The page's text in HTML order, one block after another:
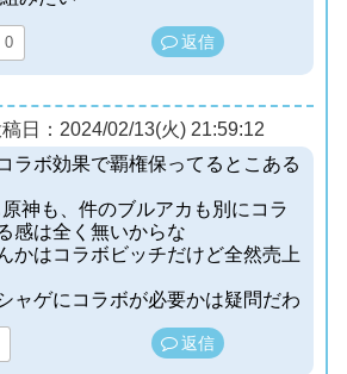
0 返信
日：2024/02/13(火) 21:59:12
ラボ効果で覇権保ってるとこある
神も、件のブルアカも別にコラ
感は全く無いからな
かはコラボビッチだけど全然売上
ャゲにコラボが必要かは疑問だわ
返信